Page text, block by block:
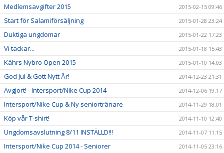
Medlemsavgifter 2015 2015-02-15 09:46
Start för Salamiförsäljning 2015-01-28 23:24
Duktiga ungdomar 2015-01-22 17:23
Vi tackar... 2015-01-18 15:43
Kährs Nybro Open 2015 2015-01-10 14:03
God Jul & Gott Nytt År! 2014-12-23 21:31
Avgjort! - Intersport/Nike Cup 2014 2014-12-06 19:17
Intersport/Nike Cup & Ny seniortränare 2014-11-29 18:01
Köp vår T-shirt! 2014-11-10 12:40
Ungdomsavslutning 8/11 INSTÄLLD!!! 2014-11-07 11:15
Intersport/Nike Cup 2014 - Seniorer 2014-11-05 23:16